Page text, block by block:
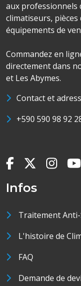
aux professionnels
climatiseurs,
équipements de
Commandez en
directement dans
et Les Abymes.
Contact et
+590 590 98 92
Infos
Traitement
L'histoire de
FAQ
Demande de